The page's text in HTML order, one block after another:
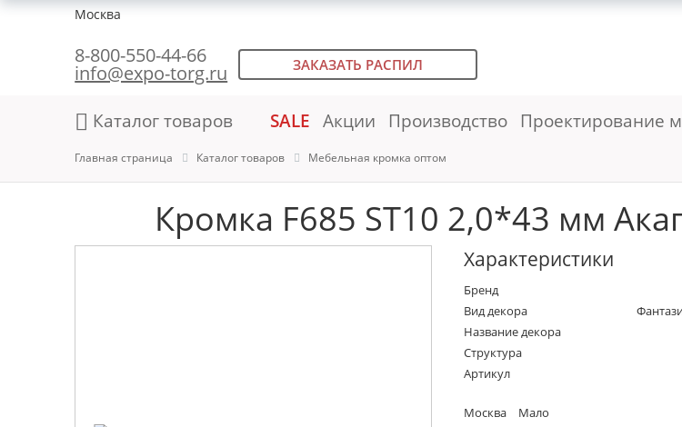
Москва
8-800-550-44-66
info@expo-torg.ru ЗАКАЗАТЬ РАСПИЛ
Каталог товаров SALE Акции Производство Проектирование
Главная страница Каталог товаров Мебельная кромка оптом
Кромка F685 ST10 2,0*43 мм
Характеристики
Бренд
Вид декора
Название декора
Структура
Артикул
Москва Мало